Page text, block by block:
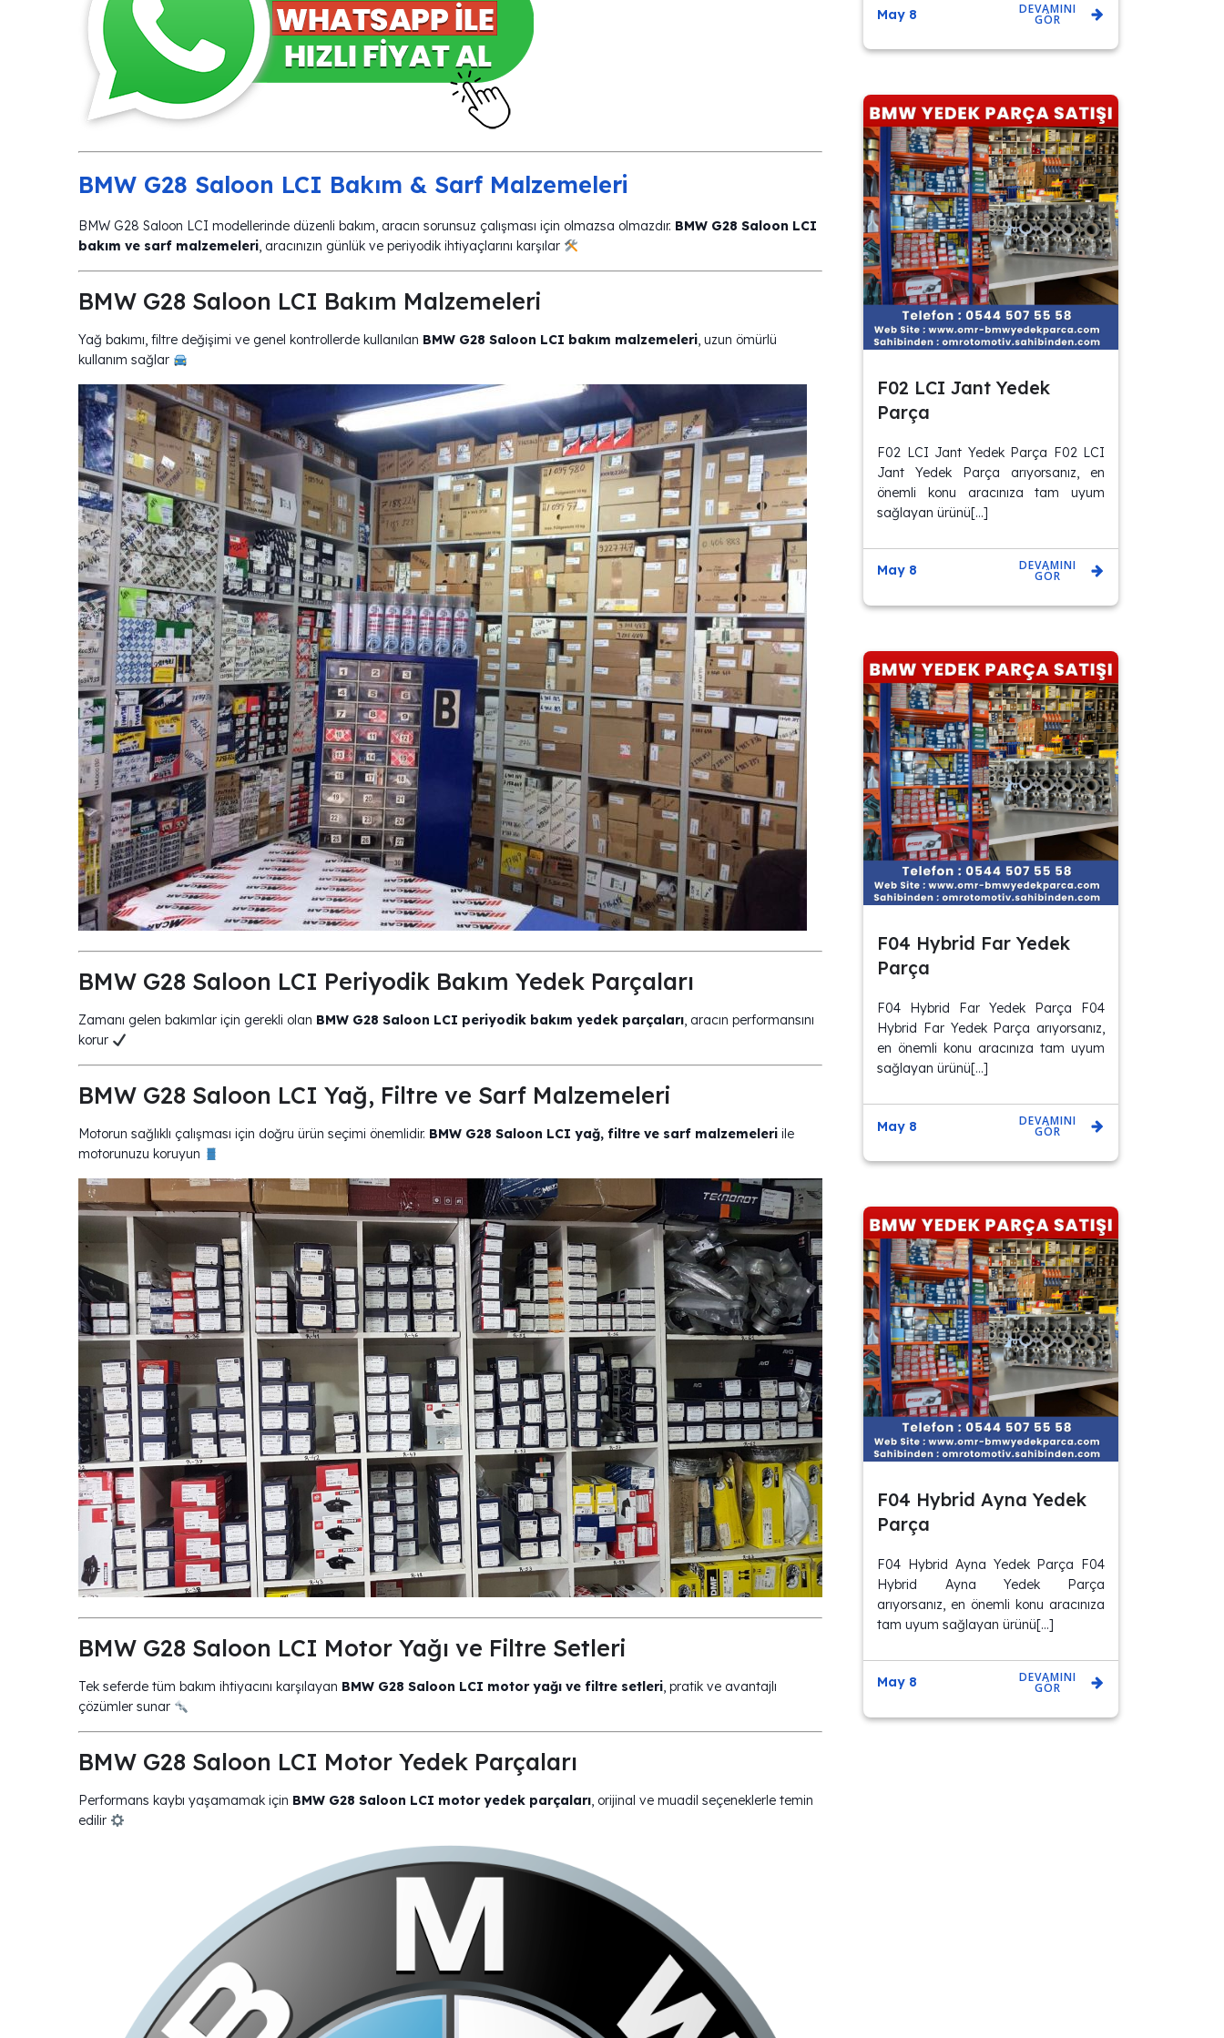
BMW G28 Saloon LCI Bakım & Sarf Malzemeleri
BMW G28 Saloon LCI modellerinde düzenli bakım, aracın sorunsuz çalışması için olmazsa olmazdır. BMW G28 Saloon LCI
bakım ve sarf malzemeleri, aracınızın günlük ve periyodik ihtiyaçlarını karşılar
BMW G28 Saloon LCI Bakım Malzemeleri
Yağ bakımı, filtre değişimi ve genel kontrollerde kullanılan BMW G28 Saloon LCI bakım malzemeleri, uzun ömürlü
kullanım sağlar
BMW G28 Saloon LCI Periyodik Bakım Yedek Parçaları
Zamanı gelen bakımlar için gerekli olan BMW G28 Saloon LCI periyodik bakım yedek parçaları, aracın performansını
korur
BMW G28 Saloon LCI Yağ, Filtre ve Sarf Malzemeleri
Motorun sağlıklı çalışması için doğru ürün seçimi önemlidir. BMW G28 Saloon LCI yağ, filtre ve sarf malzemeleri ile
motorunuzu koruyun
BMW G28 Saloon LCI Motor Yağı ve Filtre Setleri
Tek seferde tüm bakım ihtiyacını karşılayan BMW G28 Saloon LCI motor yağı ve filtre setleri, pratik ve avantajlı
çözümler sunar
BMW G28 Saloon LCI Motor Yedek Parçaları
Performans kaybı yaşamamak için BMW G28 Saloon LCI motor yedek parçaları, orijinal ve muadil seçeneklerle temin
edilir
May 8 DEVAMINI
GÖR
F02 LCI Jant Yedek
Parça
F02 LCI Jant Yedek Parça F02 LCI
Jant Yedek Parça arıyorsanız, en
önemli konu aracınıza tam uyum
sağlayan ürünü[…]
May 8 DEVAMINI
GÖR
F04 Hybrid Far Yedek
Parça
F04 Hybrid Far Yedek Parça F04
Hybrid Far Yedek Parça arıyorsanız,
en önemli konu aracınıza tam uyum
sağlayan ürünü[…]
May 8 DEVAMINI
GÖR
F04 Hybrid Ayna Yedek
Parça
F04 Hybrid Ayna Yedek Parça F04
Hybrid Ayna Yedek Parça
arıyorsanız, en önemli konu aracınıza
tam uyum sağlayan ürünü[…]
May 8 DEVAMINI
GÖR